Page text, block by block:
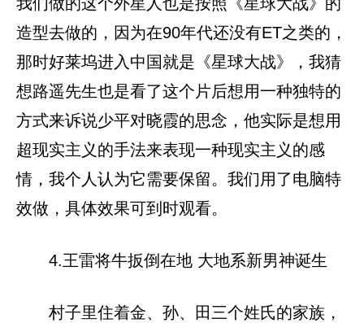
我们做的这个外星人也是按照《星球大战》的
造型去做的，因为在90年代还没有ET之类的，
那时好莱坞进入中国就是《星球大战》，我猜
想路遥先生也是看了这个片后想用一种独特的
方式来诉说少平对晓霞的思念，他实际是想用
超现实主义的手法来表现一种现实主义的感
情，我个人认为它需要保留。我们用了电脑特
效做，具体效果可到时观看。
4.王雷将牛扳倒在地 大地系新男神诞生
村子里住着金、孙、田三个姓氏的家族，